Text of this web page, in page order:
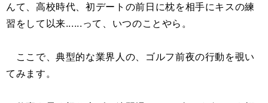
んて、高校時代、初デートの前日に枕を相手にキスの練
習をして以来......って、いつのことやら。
ここで、典型的な業界人の、ゴルフ前夜の行動を覗い
てみます。